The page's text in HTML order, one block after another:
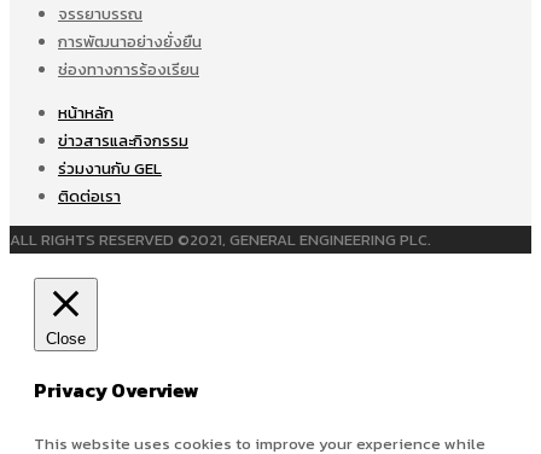
จรรยาบรรณ
การพัฒนาอย่างยั่งยืน
ช่องทางการร้องเรียน
หน้าหลัก
ข่าวสารและกิจกรรม
ร่วมงานกับ GEL
ติดต่อเรา
ALL RIGHTS RESERVED ©2021, GENERAL ENGINEERING PLC.
Close
Privacy Overview
This website uses cookies to improve your experience while